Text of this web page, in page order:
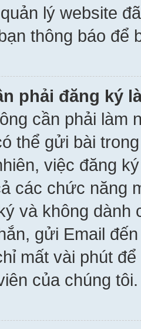
lý website
thông báo để
phải đăng ký
cần phải làm
thể gửi bài
việc đăng
các chức năng
và không
gửi Email
mất vài phút
của chúng tôi.